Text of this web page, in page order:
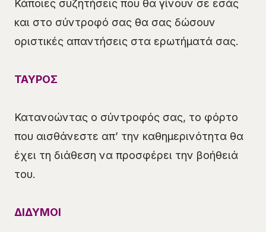
Κάποιες συζητήσεις που θα γίνουν σε εσάς
και στο σύντροφό σας θα σας δώσουν
οριστικές απαντήσεις στα ερωτήματά σας.
ΤΑΥΡΟΣ
Κατανοώντας ο σύντροφός σας, το φόρτο
που αισθάνεστε απ’ την καθημερινότητα θα
έχει τη διάθεση να προσφέρει την βοήθειά
του.
ΔΙΔΥΜΟΙ